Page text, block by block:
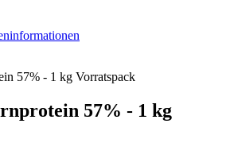
57% - 1 kg